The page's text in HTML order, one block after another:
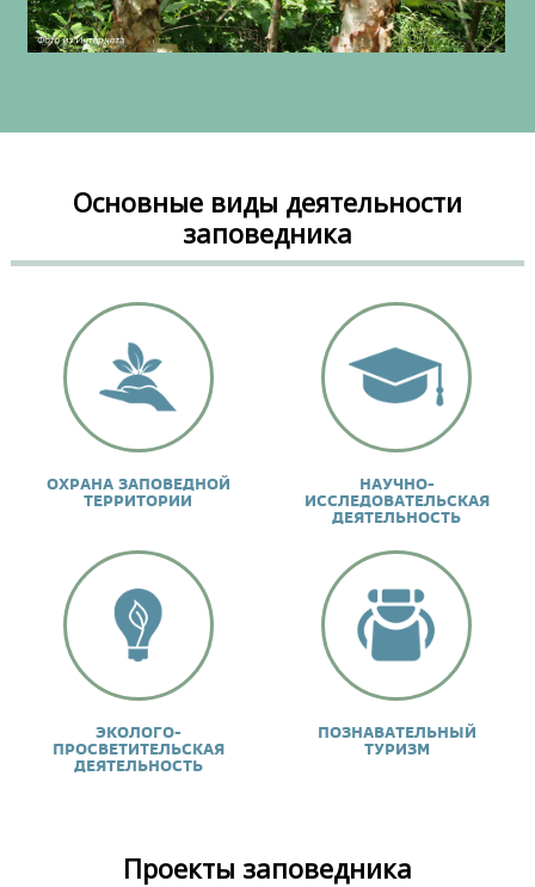
Основные виды деятельности
заповедника
ОХРАНА ЗАПОВЕДНОЙ
ТЕРРИТОРИИ
НАУЧНО-
ИССЛЕДОВАТЕЛЬСКАЯ
ДЕЯТЕЛЬНОСТЬ
ЭКОЛОГО-
ПРОСВЕТИТЕЛЬСКАЯ
ДЕЯТЕЛЬНОСТЬ
ПОЗНАВАТЕЛЬНЫЙ
ТУРИЗМ
Проекты заповедника